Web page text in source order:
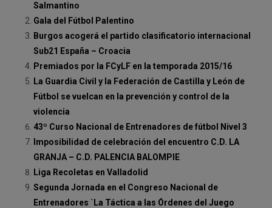
Salmantino
Gala del Fútbol Palentino
Burgos acogerá el partido clasificatorio internacional
Sub21 España – Croacia
Premiados por la FCyLF en la temporada 2015/16
La Guardia Civil y la Federación de Castilla y León de
Fútbol se vuelcan en la prevención y control de la
violencia
43º Curso Nacional de Entrenadores de fútbol Nivel 3
Imposibilidad de celebración del encuentro C.D. LA
GRANJA – C.D. PALENCIA BALOMPIE
Liga Recoletas en Valladolid
Segunda Jornada en el Congreso Nacional de
Entrenadores `La Táctica a las Órdenes del Juego